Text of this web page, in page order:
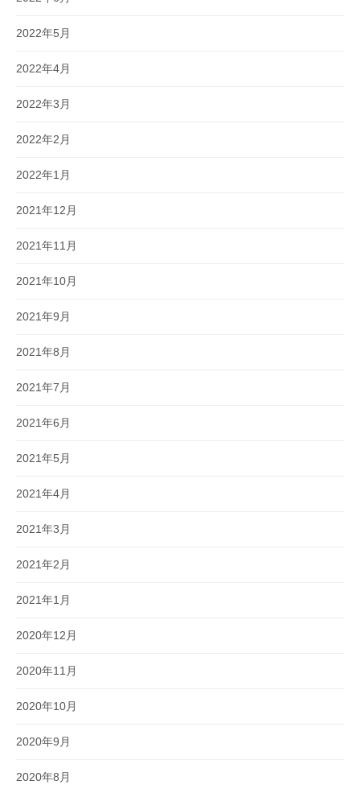
2022年5月
2022年4月
2022年3月
2022年2月
2022年1月
2021年12月
2021年11月
2021年10月
2021年9月
2021年8月
2021年7月
2021年6月
2021年5月
2021年4月
2021年3月
2021年2月
2021年1月
2020年12月
2020年11月
2020年10月
2020年9月
2020年8月